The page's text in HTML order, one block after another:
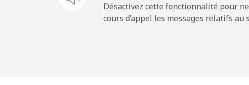
Ligne fixe ⁦3.5¢⁩
Désactivez cette fonctionnalité pour
cours d’appel les messages relatifs au